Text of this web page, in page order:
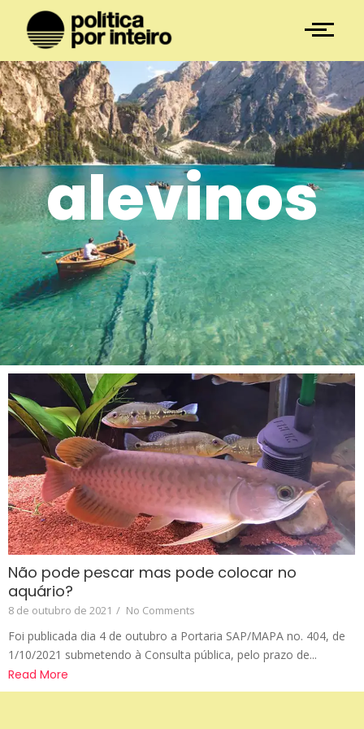
alevinos
Não pode pescar mas pode colocar no
aquário?
8 de outubro de 2021 / No Comments
Foi publicada dia 4 de outubro a Portaria SAP/MAPA no. 404, de
1/10/2021 submetendo à Consulta pública, pelo prazo de...
Read More